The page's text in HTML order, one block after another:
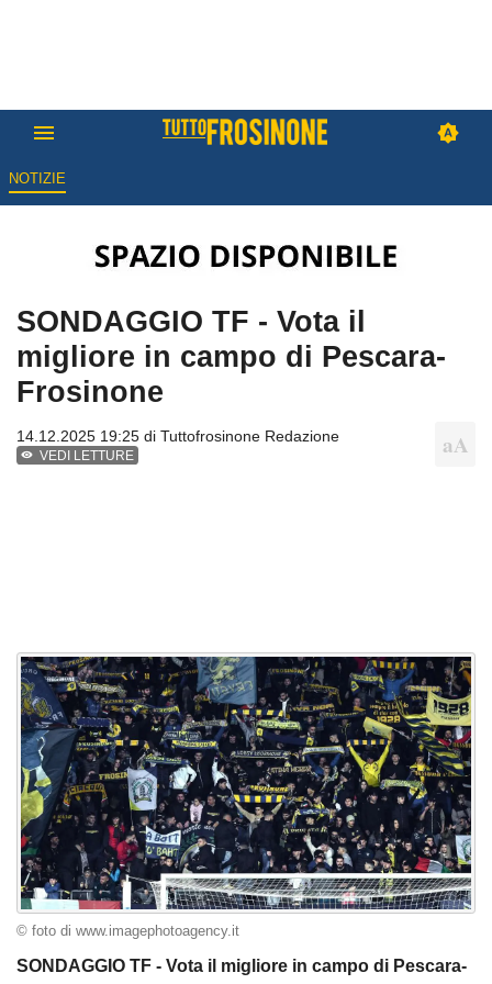
NOTIZIE
SONDAGGIO TF - Vota il
migliore in campo di Pescara-
Frosinone
14.12.2025 19:25 di Tuttofrosinone Redazione
VEDI LETTURE
© foto di www.imagephotoagency.it
SONDAGGIO TF - Vota il migliore in campo di Pescara-